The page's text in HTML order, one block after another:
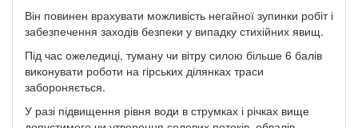
Він повинен врахувати можливість негайної зупинки робіт і
забезпечення заходів безпеки у випадку стихійних явищ.
Під час ожеледиці, туману чи вітру силою більше 6 балів
виконувати роботи на гірських ділянках траси
забороняється.
У разі підвищення рівня води в струмках і річках вище